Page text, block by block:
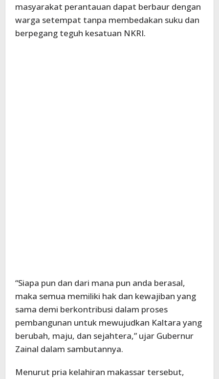
masyarakat perantauan dapat berbaur dengan
warga setempat tanpa membedakan suku dan
berpegang teguh kesatuan NKRI.
“Siapa pun dan dari mana pun anda berasal,
maka semua memiliki hak dan kewajiban yang
sama demi berkontribusi dalam proses
pembangunan untuk mewujudkan Kaltara yang
berubah, maju, dan sejahtera,” ujar Gubernur
Zainal dalam sambutannya.
Menurut pria kelahiran makassar tersebut,